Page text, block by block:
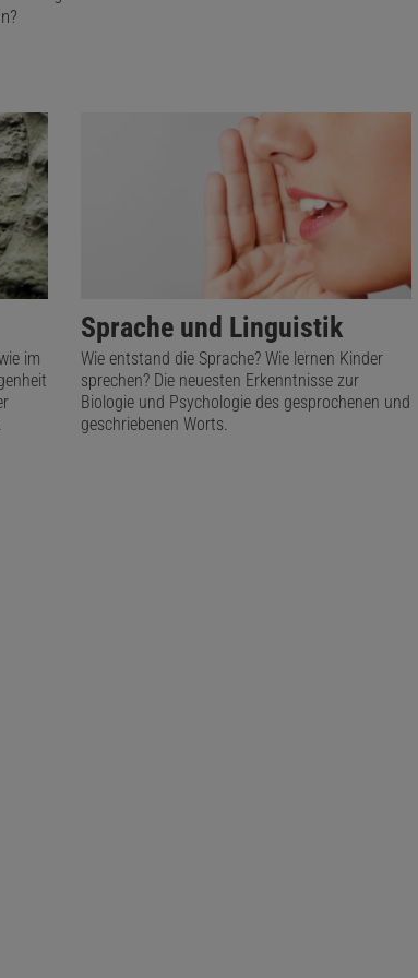
im
Sprache und Linguistik
Wie entstand die Sprache? Wie lernen Kinder
sprechen? Die neuesten Erkenntnisse zur
Biologie und Psychologie des gesprochenen und
geschriebenen Worts.